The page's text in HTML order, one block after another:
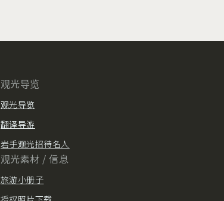
观光导览
观光导览
翻译导游
岩手观光招待名人
观光素材 / 信息
旅游小册子